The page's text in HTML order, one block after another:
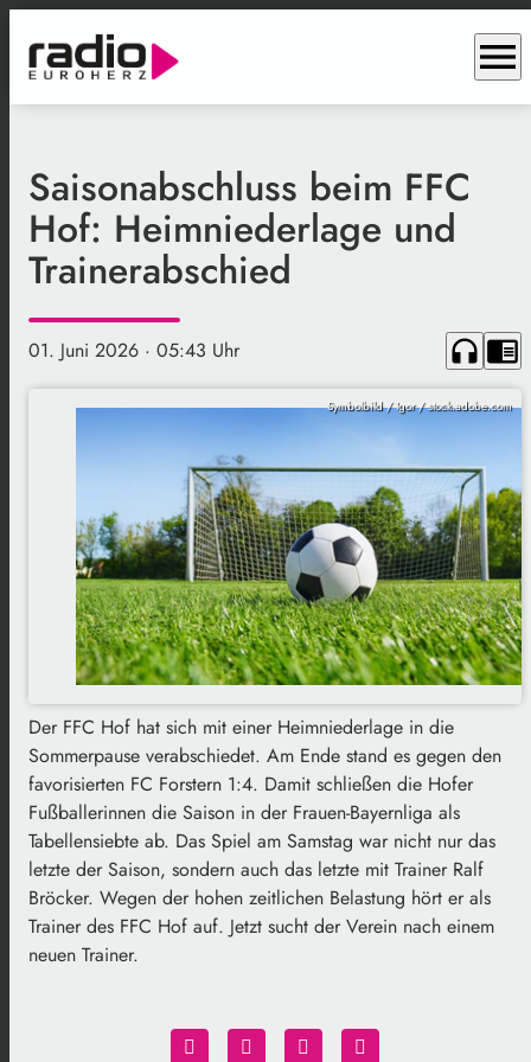
menu
Saisonabschluss beim FFC
Hof: Heimniederlage und
Trainerabschied
01. Juni 2026 · 05:43 Uhr headphones chrome_reader_mode
Symbolbild / Igor / stock.adobe.com
Der FFC Hof hat sich mit einer Heimniederlage in die
Sommerpause verabschiedet. Am Ende stand es gegen den
favorisierten FC Forstern 1:4. Damit schließen die Hofer
Fußballerinnen die Saison in der Frauen-Bayernliga als
Tabellensiebte ab. Das Spiel am Samstag war nicht nur das
letzte der Saison, sondern auch das letzte mit Trainer Ralf
Bröcker. Wegen der hohen zeitlichen Belastung hört er als
Trainer des FFC Hof auf. Jetzt sucht der Verein nach einem
neuen Trainer.